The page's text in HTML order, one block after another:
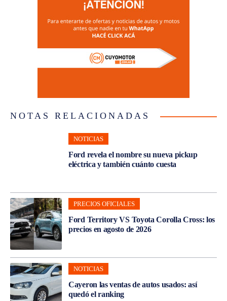
NOTAS RELACIONADAS
NOTICIAS
Ford revela el nombre su nueva pickup
eléctrica y también cuánto cuesta
PRECIOS OFICIALES
Ford Territory VS Toyota Corolla Cross: los
precios en agosto de 2026
NOTICIAS
Cayeron las ventas de autos usados: así
quedó el ranking